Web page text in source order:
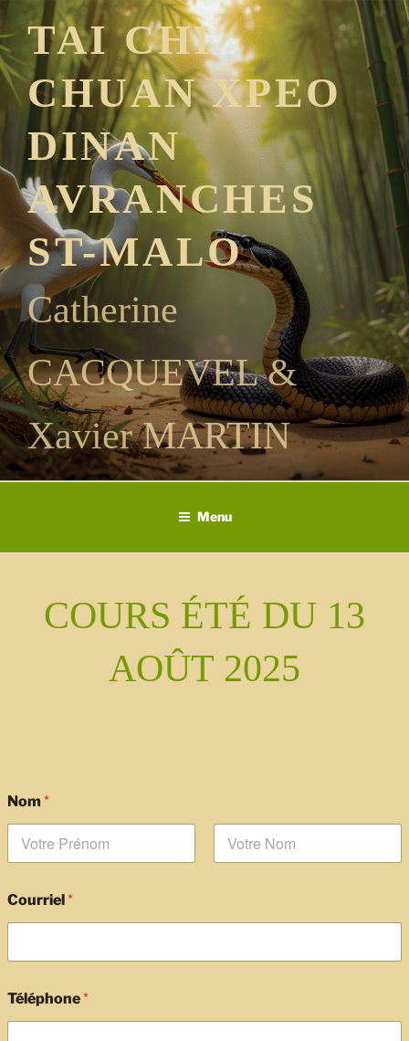
TAI CHI
CHUAN XPEO
DINAN
AVRANCHES
ST-MALO
Catherine
CACQUEVEL &
Xavier MARTIN
Menu
COURS ÉTÉ DU 13
AOÛT 2025
Nom *
Courriel *
Téléphone *